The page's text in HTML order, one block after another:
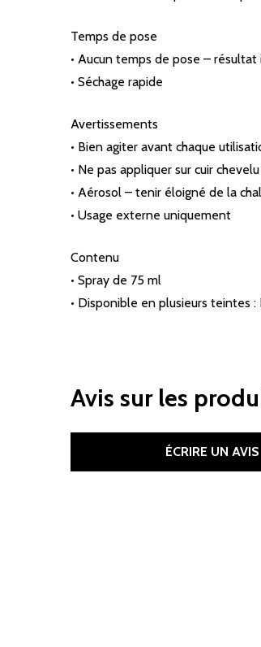
Temps de pose
• Aucun temps de pose –
• Séchage rapide
Avertissements
• Bien agiter avant chaque
• Ne pas appliquer sur cuir
• Aérosol – tenir éloigné de la
• Usage externe uniquement
Contenu
• Spray de 75 ml
• Disponible en plusieurs teintes :
Avis sur les
ÉCRIRE UN AVIS